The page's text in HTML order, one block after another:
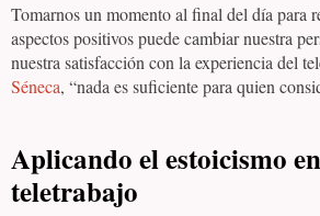
Tomarnos un momento al final del día para
aspectos positivos puede cambiar nuestra
nuestra satisfacción con la experiencia del
Séneca, “nada es suficiente para quien
Aplicando el estoicismo
teletrabajo